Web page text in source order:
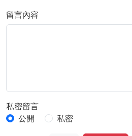
留言內容
私密留言
公開
私密